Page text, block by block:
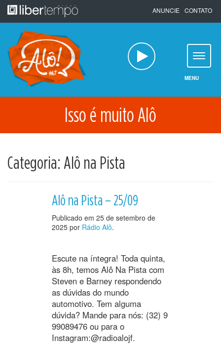
Pular
para
o
conteúdo
ANUNCIE CONTATO
MENU
Isso é muito Alô
Categoria: Alô na Pista
Alô na Pista – 25/09
Publicado em 25 de setembro de
2025 por Rádio Alô.
Escute na íntegra! Toda quinta,
às 8h, temos Alô Na Pista com
Steven e Barney respondendo
as dúvidas do mundo
automotivo. Tem alguma
dúvida? Mande para nós: (32) 9
99089476 ou para o
Instagram:@radioalojf.